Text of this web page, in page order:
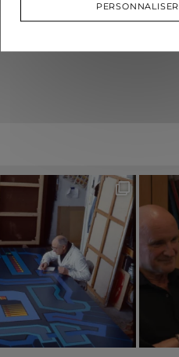
PERSONNALISER